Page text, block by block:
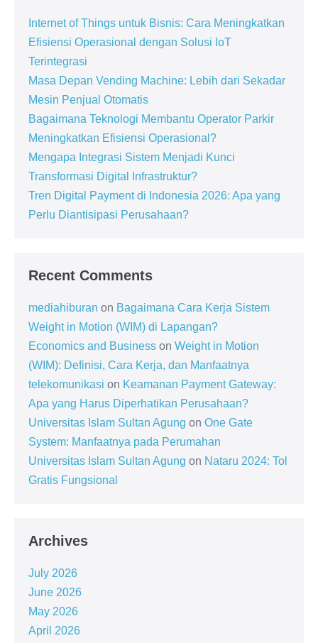
Internet of Things untuk Bisnis: Cara Meningkatkan
Efisiensi Operasional dengan Solusi IoT
Terintegrasi
Masa Depan Vending Machine: Lebih dari Sekadar
Mesin Penjual Otomatis
Bagaimana Teknologi Membantu Operator Parkir
Meningkatkan Efisiensi Operasional?
Mengapa Integrasi Sistem Menjadi Kunci
Transformasi Digital Infrastruktur?
Tren Digital Payment di Indonesia 2026: Apa yang
Perlu Diantisipasi Perusahaan?
Recent Comments
mediahiburan on Bagaimana Cara Kerja Sistem
Weight in Motion (WIM) di Lapangan?
Economics and Business on Weight in Motion
(WIM): Definisi, Cara Kerja, dan Manfaatnya
telekomunikasi on Keamanan Payment Gateway:
Apa yang Harus Diperhatikan Perusahaan?
Universitas Islam Sultan Agung on One Gate
System: Manfaatnya pada Perumahan
Universitas Islam Sultan Agung on Nataru 2024: Tol
Gratis Fungsional
Archives
July 2026
June 2026
May 2026
April 2026